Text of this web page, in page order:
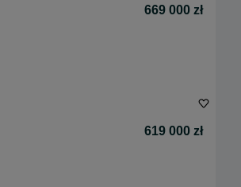
669 000 zł
619 000 zł